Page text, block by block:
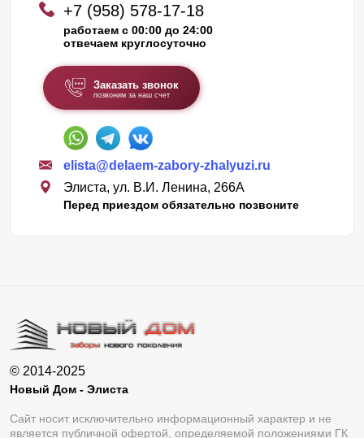
+7 (958) 578-17-18
работаем с 00:00 до 24:00
отвечаем круглосуточно
Заказать звонок
позвоним за наш счет
elista@delaem-zabory-zhalyuzi.ru
Элиста, ул. В.И. Ленина, 266А
Перед приездом обязательно позвоните
© 2014-2025
Новый Дом - Элиста
Сайт носит исключительно информационный характер и не
является публичной офертой, определяемой положениями ГК